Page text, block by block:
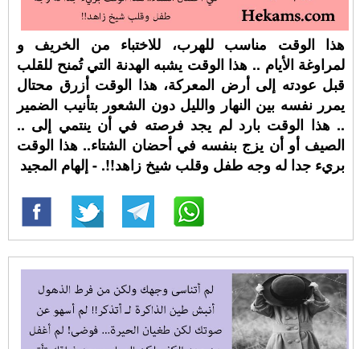
هذا الوقت مناسب للهرب، للاختباء من ⁧‫الخريف‬⁩ و
لمراوغة الأيام .. هذا الوقت يشبه الهدنة التي تُمنح للقلب
قبل عودته إلى أرض المعركة، هذا الوقت أزرق محتال
يمرر نفسه بين النهار والليل دون الشعور بتأنيب الضمير
.. هذا الوقت بارد لم يجد فرصته في أن ينتمي إلى ..
الصيف أو أن يزج بنفسه في أحضان الشتاء.. هذا الوقت
بريء جدا له وجه طفل وقلب شيخ زاهد!!. - إلهام المجيد